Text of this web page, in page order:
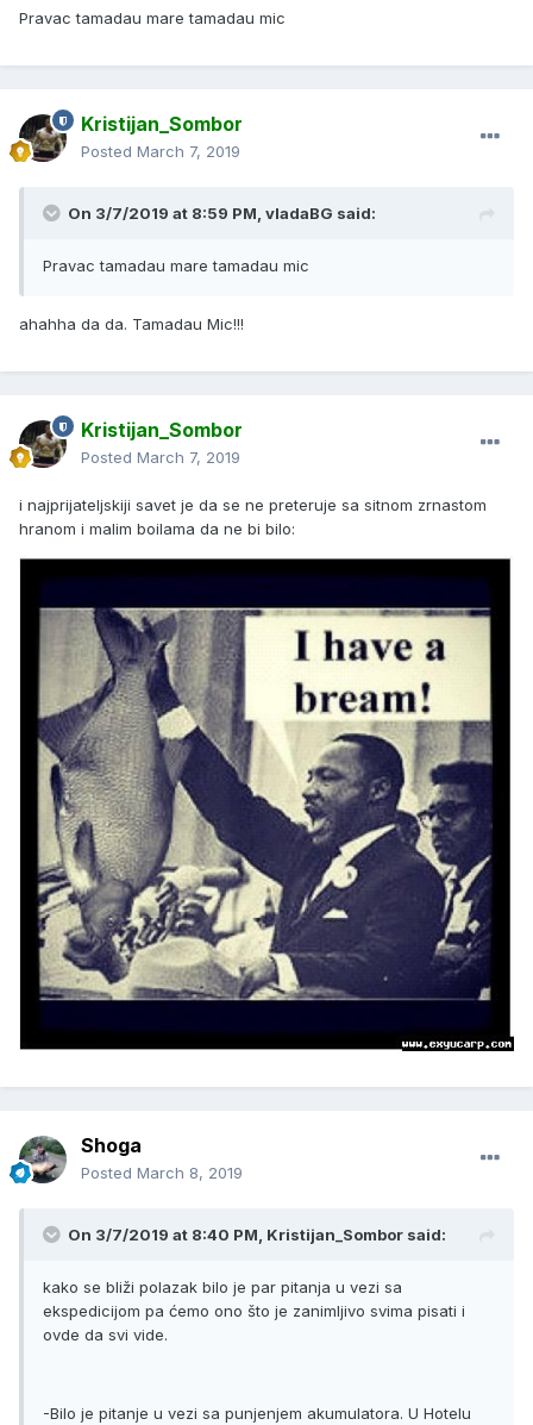
Pravac tamadau mare tamadau mic
Kristijan_Sombor
Posted March 7, 2019
On 3/7/2019 at 8:59 PM, vladaBG said:
Pravac tamadau mare tamadau mic
ahahha da da. Tamadau Mic!!!
Kristijan_Sombor
Posted March 7, 2019
i najprijateljskiji savet je da se ne preteruje sa sitnom zrnastom
hranom i malim boilama da ne bi bilo:
Shoga
Posted March 8, 2019
On 3/7/2019 at 8:40 PM, Kristijan_Sombor said:
kako se bliži polazak bilo je par pitanja u vezi sa
ekspedicijom pa ćemo ono što je zanimljivo svima pisati i
ovde da svi vide.
-Bilo je pitanje u vezi sa punjenjem akumulatora. U Hotelu